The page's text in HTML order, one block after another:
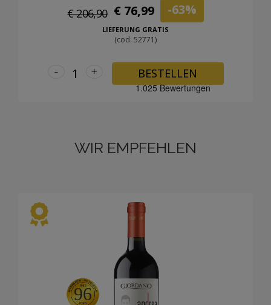
€ 206,90 € 76,99 -63%
LIEFERUNG GRATIS
(cod. 52771)
+
- BESTELLEN
WIR EMPFEHLEN
96